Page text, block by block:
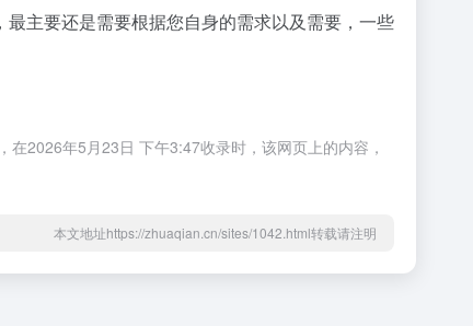
主要还是需要根据您自身的需求以及需要，一些
2026年5月23日 下午3:47收录时，该网页上的内容，
本文地址https://zhuaqian.cn/sites/1042.html转载请注明